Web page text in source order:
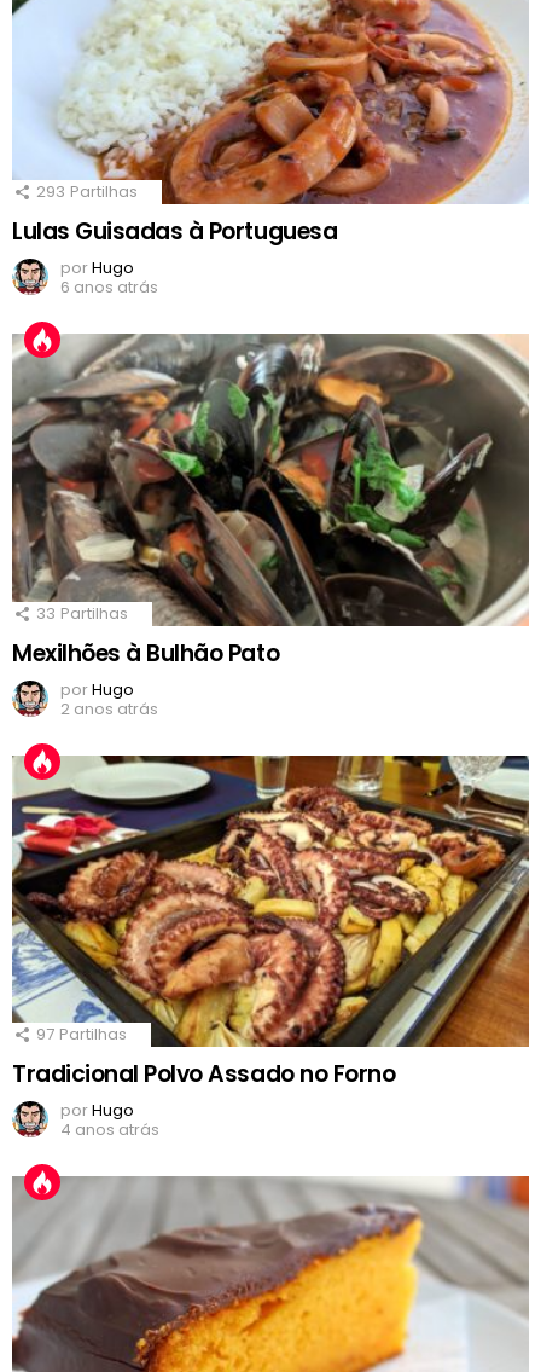
293 Partilhas
Lulas Guisadas à Portuguesa
porHugo
6 anos atrás
33 Partilhas
Mexilhões à Bulhão Pato
porHugo
2 anos atrás
97 Partilhas
Tradicional Polvo Assado no Forno
porHugo
4 anos atrás